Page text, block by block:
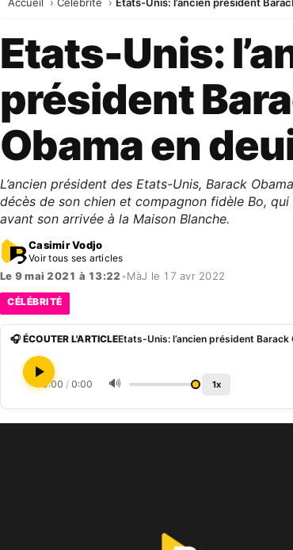
Etats-Unis:
président
Obama en
L’ancien président des Etats-Unis, Barack
décès de son chien et compagnon fidèle Bo,
avant son arrivée à la Maison Blanche.
Casimir Vodjo
Voir tous ses articles
Le 9 mai 2021 à 13:22 •MàJ le 17 avr 2022
CÉLÉBRITÉ
🎧 ÉCOUTER L'ARTICLEEtats-Unis: l’ancien président Barack
0:00 / 0:00 🔊 1x